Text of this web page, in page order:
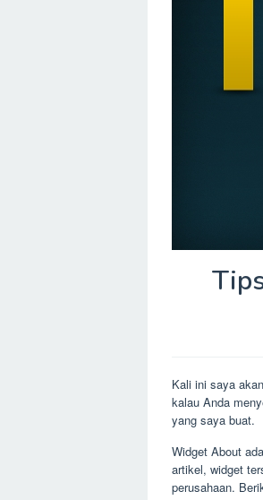
Kali ini saya
kalau Anda
yang saya buat.
Widget About
artikel, widget
perusahaan.